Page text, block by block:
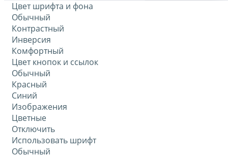
Цвет шрифта и фона
Обычный
Контрастный
Инверсия
Комфортный
Цвет кнопок и ссылок
Обычный
Красный
Синий
Изображения
Цветные
Отключить
Использовать шрифт
Обычный